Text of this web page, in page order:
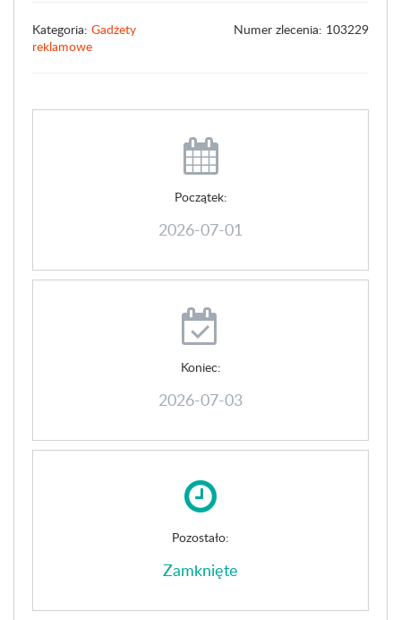
Kategoria: Gadżety
reklamowe
Numer zlecenia: 103229
Początek:
2026-07-01
Koniec:
2026-07-03
Pozostało:
Zamknięte